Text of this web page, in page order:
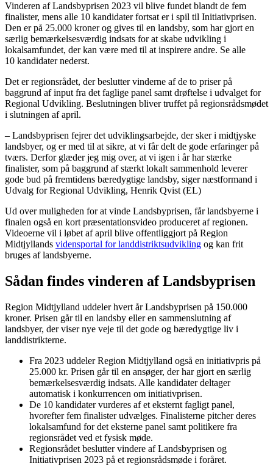
Vinderen af Landsbyprisen 2023 vil blive fundet blandt de fem
finalister, mens alle 10 kandidater fortsat er i spil til Initiativprisen.
Den er på 25.000 kroner og gives til en landsby, som har gjort en
særlig bemærkelsesværdig indsats for at skabe udvikling i
lokalsamfundet, der kan være med til at inspirere andre. Se alle
10 kandidater nederst.
Det er regionsrådet, der beslutter vinderne af de to priser på
baggrund af input fra det faglige panel samt drøftelse i udvalget for
Regional Udvikling. Beslutningen bliver truffet på regionsrådsmødet
i slutningen af april.
– Landsbyprisen fejrer det udviklingsarbejde, der sker i midtjyske
landsbyer, og er med til at sikre, at vi får delt de gode erfaringer på
tværs. Derfor glæder jeg mig over, at vi igen i år har stærke
finalister, som på baggrund af stærkt lokalt sammenhold leverer
gode bud på fremtidens bæredygtige landsby, siger næstformand i
Udvalg for Regional Udvikling, Henrik Qvist (EL)
Ud over muligheden for at vinde Landsbyprisen, får landsbyerne i
finalen også en kort præsentationsvideo produceret af regionen.
Videoerne vil i løbet af april blive offentliggjort på Region
Midtjyllands vidensportal for landdistriktsudvikling og kan frit
bruges af landsbyerne.
Sådan findes vinderen af Landsbyprisen
Region Midtjylland uddeler hvert år Landsbyprisen på 150.000
kroner. Prisen går til en landsby eller en sammenslutning af
landsbyer, der viser nye veje til det gode og bæredygtige liv i
landdistrikterne.
Fra 2023 uddeler Region Midtjylland også en initiativpris på
25.000 kr. Prisen går til en ansøger, der har gjort en særlig
bemærkelsesværdig indsats. Alle kandidater deltager
automatisk i konkurrencen om initiativprisen.
De 10 kandidater vurderes af et eksternt fagligt panel,
hvorefter fem finalister udvælges. Finalisterne pitcher deres
lokalsamfund for det eksterne panel samt politikere fra
regionsrådet ved et fysisk møde.
Regionsrådet beslutter vindere af Landsbyprisen og
Initiativprisen 2023 på et regionsrådsmøde i foråret.